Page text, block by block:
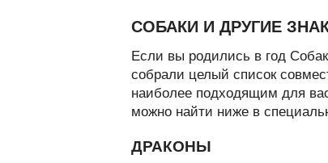
СОБАКИ И ДРУГИЕ
Если вы родились в год
собрали целый список
наиболее подходящим для
можно найти ниже в
ДРАКОНЫ